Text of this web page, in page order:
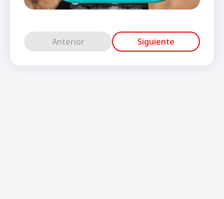
Anterior Siguiente